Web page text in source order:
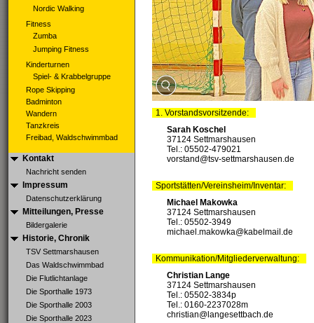
Nordic Walking
Fitness
Zumba
Jumping Fitness
Kinderturnen
Spiel- & Krabbelgruppe
Rope Skipping
Badminton
Wandern
Tanzkreis
Freibad, Waldschwimmbad
Kontakt
Nachricht senden
Impressum
Datenschutzerklärung
Mitteilungen, Presse
Bildergalerie
Historie, Chronik
TSV Settmarshausen
Das Waldschwimmbad
Die Flutlichtanlage
Die Sporthalle 1973
Die Sporthalle 2003
Die Sporthalle 2023
1. Vorstandsvorsitzende:
Sarah Koschel
37124 Settmarshausen
Tel.: 05502-479021
vorstand@tsv-settmarshausen.de
Sportstätten/Vereinsheim/Inventar:
Michael Makowka
37124 Settmarshausen
Tel.: 05502-3949
michael.makowka@kabelmail.de
Kommunikation/Mitgliederverwaltung:
Christian Lange
37124 Settmarshausen
Tel.: 05502-3834p
Tel.: 0160-2237028‬m
christian@langesettbach.de